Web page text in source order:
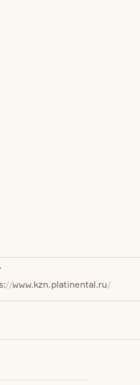
www.kzn.platinental.ru/